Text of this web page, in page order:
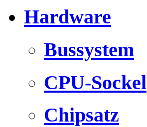
Hardware
Bussystem
CPU-Sockel
Chipsatz